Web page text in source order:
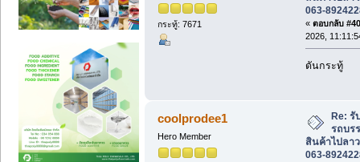
กระทู้: 7671
063-
« ตอบกลับ
2026,
ดันกระทู้
coolprodee1
Hero Member
Re: รั
รถบร
สินค้าไปลา
063-